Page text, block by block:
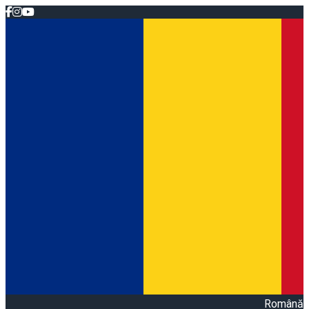
Română